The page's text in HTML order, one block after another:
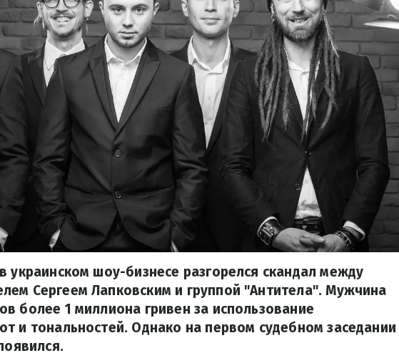
украинском шоу-бизнесе разгорелся скандал между
Сергеем Лапковским и группой "Антитела". Мужчина
более 1 миллиона гривен за использование
и тональностей. Однако на первом судебном заседании